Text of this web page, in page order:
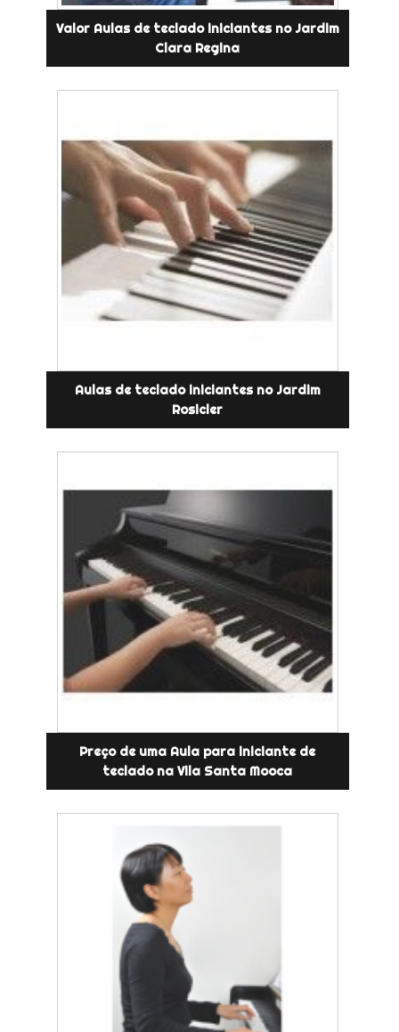
Valor Aulas de teclado iniciantes no Jardim
Clara Regina
Aulas de teclado iniciantes no Jardim
Rosicler
Preço de uma Aula para iniciante de
teclado na Vila Santa Mooca